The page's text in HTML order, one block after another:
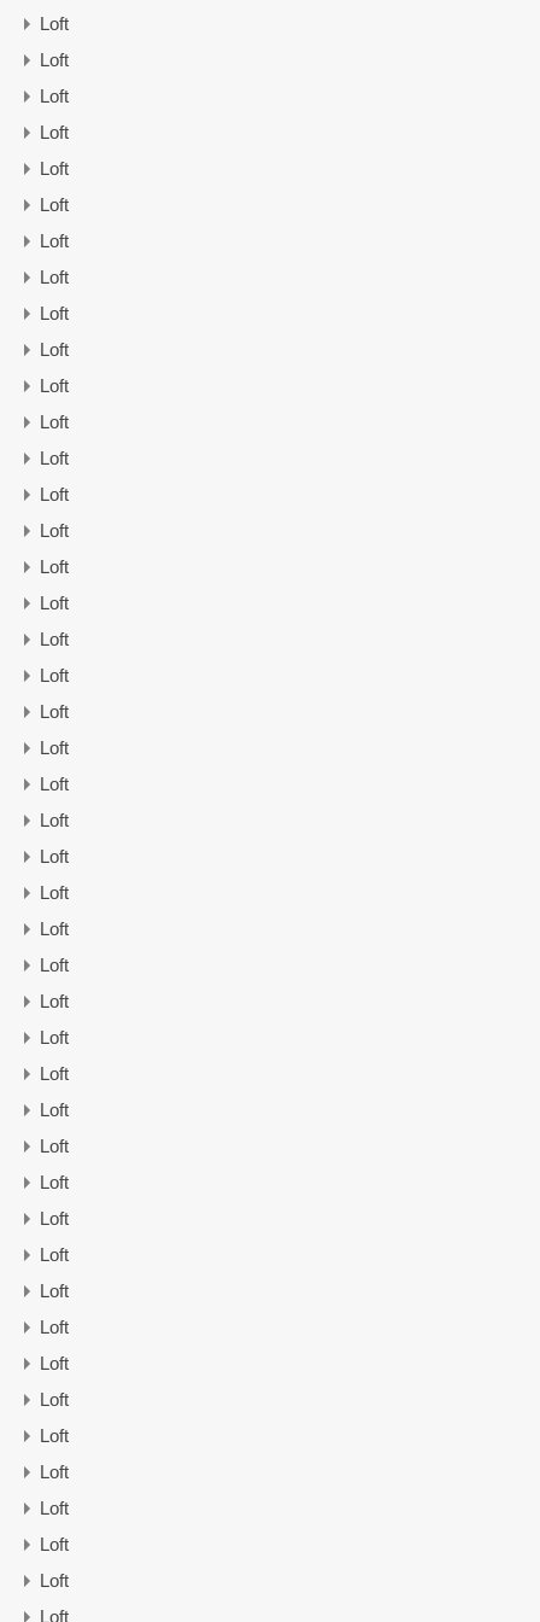
Loft
Loft
Loft
Loft
Loft
Loft
Loft
Loft
Loft
Loft
Loft
Loft
Loft
Loft
Loft
Loft
Loft
Loft
Loft
Loft
Loft
Loft
Loft
Loft
Loft
Loft
Loft
Loft
Loft
Loft
Loft
Loft
Loft
Loft
Loft
Loft
Loft
Loft
Loft
Loft
Loft
Loft
Loft
Loft
Loft